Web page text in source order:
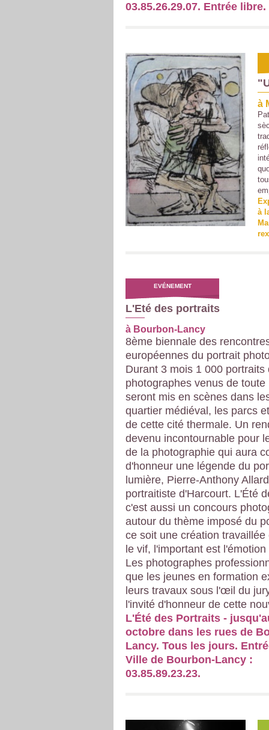
03.85.26.29.07. Entrée libre.
à
à
EVÉNEMENT
L'Eté des portraits
à Bourbon-Lancy
8ème biennale des
européennes du portrait
Durant 3 mois 1 000 portraits
photographes venus de toute
seront mis en scènes dans
quartier médiéval, les parcs
de cette cité thermale. Un
devenu incontournable pour
de la photographie qui aura
d'honneur une légende du
lumière, Pierre-Anthony
portraitiste d'Harcourt. L'Été
c'est aussi un concours
autour du thème imposé du
ce soit une création travaillée
le vif, l'important est
Les photographes
que les jeunes en formation
leurs travaux sous l'œil du
l'invité d'honneur de cette
L'Été des Portraits -
octobre dans les rues de
Lancy. Tous les jours.
Ville de Bourbon-Lancy :
03.85.89.23.23.